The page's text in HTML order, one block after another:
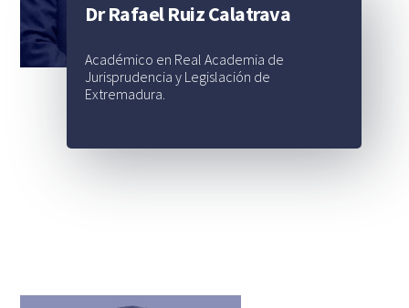
Dr Rafael Ruiz Calatrava
Académico en Real Academia de
Jurisprudencia y Legislación de
Extremadura.